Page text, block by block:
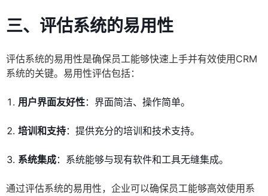
三、评估系统的易用性
评估系统的易用性是确保员工能够快速上手并有效使用CRM
系统的关键。易用性评估包括：
用户界面友好性：界面简洁、操作简单。
培训和支持：提供充分的培训和技术支持。
系统集成：系统能够与现有软件和工具无缝集成。
通过评估系统的易用性，企业可以确保员工能够高效使用系